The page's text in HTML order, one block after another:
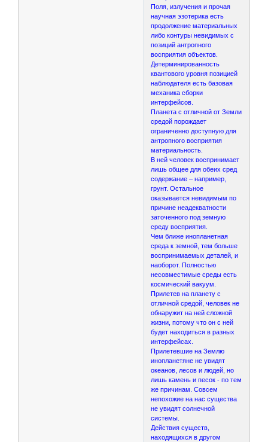
Поля, излучения и прочая
научная эзотерика есть
продолжение материальных
либо контуры невидимых с
позиций антропного
восприятия объектов.
Детерминированность
квантового уровня позицией
наблюдателя есть базовая
механика сборки
интерфейсов.
Планета с отличной от Земли
средой порождает
ограниченно доступную для
антропного восприятия
материальность.
В ней человек воспринимает
лишь общее для обеих сред
содержание – например,
грунт. Остальное
оказывается невидимым по
причине неадекватности
заточенного под земную
среду восприятия.
Чем ближе инопланетная
среда к земной, тем больше
воспринимаемых деталей, и
наоборот. Полностью
несовместимые среды есть
космический вакуум.
Прилетев на планету с
отличной средой, человек не
обнаружит на ней сложной
жизни, потому что он с ней
будет находиться в разных
интерфейсах.
Прилетевшие на Землю
инопланетяне не увидят
океанов, лесов и людей, но
лишь камень и песок - по тем
же причинам. Совсем
непохожие на нас существа
не увидят солнечной
системы.
Действия существ,
находящихся в другом